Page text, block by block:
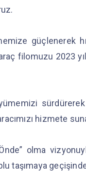
güçlenerek
filomuzu 2023
hizmete
olma
taşımaya